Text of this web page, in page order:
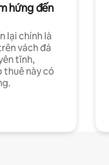
hứng đến
lại chính là
vách đá
tĩnh,
thuê này có